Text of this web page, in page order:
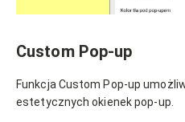
Custom Pop-up
Funkcja Custom Pop-up
estetycznych okienek pop-up.